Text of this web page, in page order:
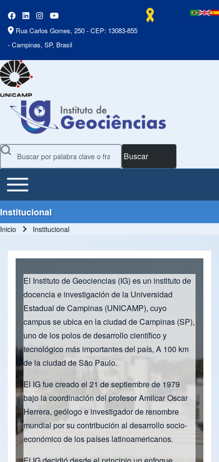
Rua Carlos Gomes, 250 - CEP: 13083-855
- Campinas, SP, Brasil
Buscar
Main Menu
Toggle main menu
Institucional
Inicio Institucional
El Instituto de Geociencias (IG) es un instituto de
docencia e investigación de la Universidad
Estadual de Campinas (UNICAMP), cuyo
campus se ubica en la ciudad de Campinas (SP),
uno de los polos de desarrollo científico y
tecnológico más importantes del país, A 100 km
de la ciudad de São Paulo.
El IG fue creado el 21 de septiembre de 1979
bajo la coordinación del profesor Amilcar Oscar
Herrera, geólogo e investigador de renombre
mundial por su contribución al desarrollo socio-
económico de los países latinoamericanos.